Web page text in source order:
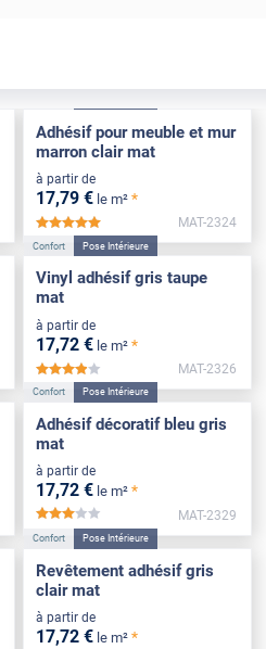
Adhésif pour meuble et mur
marron clair mat
à partir de
17,79 € le m² *
MAT-2324
Confort Pose Intérieure
Vinyl adhésif gris taupe
mat
à partir de
17,72 € le m² *
*****
MAT-2326
Confort Pose Intérieure
Adhésif décoratif bleu gris
mat
à partir de
17,72 € le m² *
*****
MAT-2329
Confort Pose Intérieure
Revêtement adhésif gris
clair mat
à partir de
17,72 € le m² *